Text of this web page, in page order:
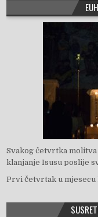
Svakog četvrtka molitva
klanjanje Isusu poslije
Prvi četvrtak u mjesecu